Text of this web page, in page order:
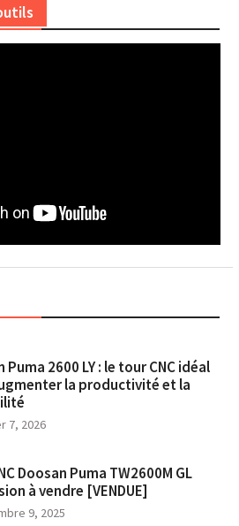
Puma 2600 LY : le tour CNC idéal
la productivité et la
7, 2026
Doosan Puma TW2600M GL
à vendre [VENDUE]
9, 2025